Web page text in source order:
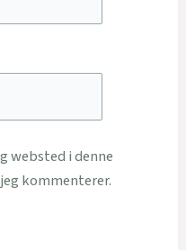
websted i denne
kommenterer.